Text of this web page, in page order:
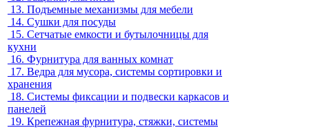
13. Подъемные механизмы для мебели
14. Сушки для посуды
15. Сетчатые емкости и бутылочницы для
кухни
16. Фурнитура для ванных комнат
17. Ведра для мусора, системы сортировки и
хранения
18. Системы фиксации и подвески каркасов и
панелей
19. Крепежная фурнитура, стяжки, системы